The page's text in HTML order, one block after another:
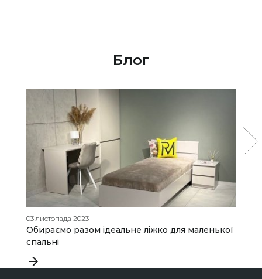
Блог
03 листопада 2023
Обираємо разом ідеальне ліжко для маленької
спальні